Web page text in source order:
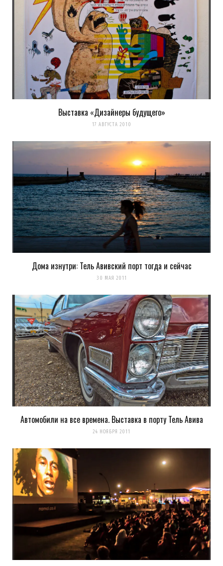
14 ЛЕТ AGO
8 понравилась
А на 18 — там джамшут играетамана ;)
Загрузка...
14 ЛЕТ AGO
похож, да :)
Загрузка...
14 ЛЕТ AGO
Задача состояла, при выполнении проекта и конструировании
моделей, в сохранении первоначального образа, т.е. самой
бочки. При создании Данного стула я убирал «лишнее» из
первоисточника (самой бочки), создавая новый образ, но
сохраняя первоначальный. Некоторые другие,весьма
симпатичные, представленые проекты, можно выполнить из
другого материала, независимо от бочки, просто используя
деревянные заготовки.
k0ev
14 ЛЕТ AGO
здорово! спасибо за объяснение, добавил его в
описание фотографии.
а стул мне действительно понравился! извиняюсь
Выставка «Дизайнеры будущего»
17 АВГУСТА 2010
Дома изнутри: Тель Авивский порт тогда и сейчас
30 МАЯ 2011
Автомобили на все времена. Выставка в порту Тель Авива
24 НОЯБРЯ 2011